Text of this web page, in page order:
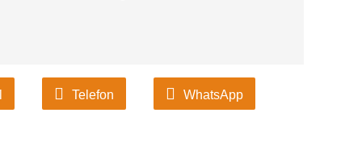
Telefon WhatsApp